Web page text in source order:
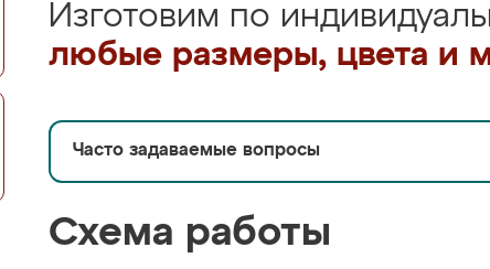
Изготовим по
любые размеры, цвета и
Часто задаваемые вопросы
Схема работы